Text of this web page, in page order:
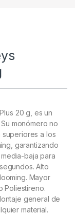
20 g, es un
monómero no
a los
garantizando
baja para
Alto
Mayor
Poliestireno.
general de
material.